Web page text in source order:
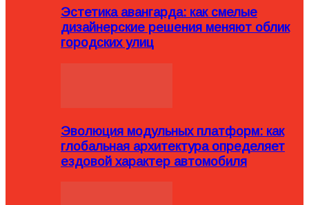
Эстетика авангарда: как смелые
дизайнерские решения меняют облик
городских улиц
Эволюция модульных платформ: как
глобальная архитектура определяет
ездовой характер автомобиля